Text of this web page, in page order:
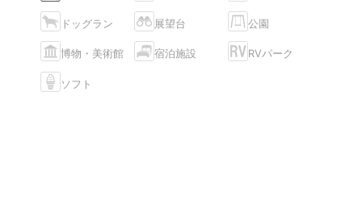
ドッグラン 展望台 公園
博物・美術館 宿泊施設 RVパーク
ソフト